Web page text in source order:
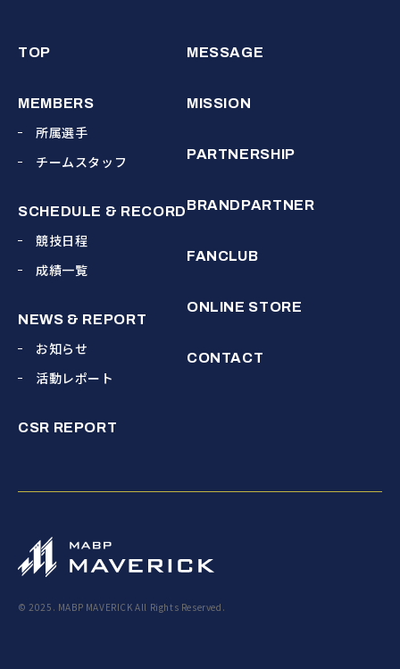
TOP
MEMBERS
所属選手
チームスタッフ
SCHEDULE & RECORD
競技日程
成績一覧
NEWS & REPORT
お知らせ
活動レポート
CSR REPORT
MESSAGE
MISSION
PARTNERSHIP
BRANDPARTNER
FANCLUB
ONLINE STORE
CONTACT
© 2025. MABP MAVERICK All Rights Reserved.